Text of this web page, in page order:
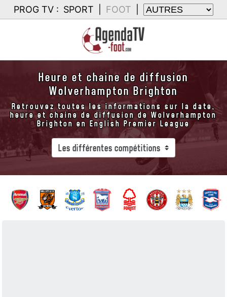
PROG TV : SPORT FOOT
Heure et chaine de diffusion
Wolverhampton Brighton
Retrouvez toutes les informations sur la date,
heure et chaine de diffusion de Wolverhampton
Brighton en English Premier League